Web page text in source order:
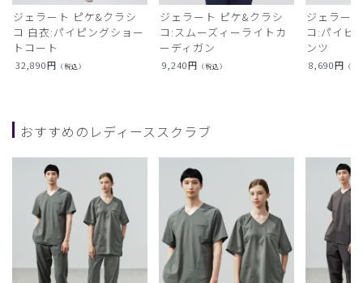
ジェラート ピケ&クラシ
コ 白衣:パイピングショー
トコート
32,890円 （税込）
ジェラート ピケ&クラシ
コ:スムーズィーライトカ
ーディガン
9,240円 （税込）
ジェラー
コ:パイピ
ンツ
8,690円 （税
おすすめのレディーススクラブ